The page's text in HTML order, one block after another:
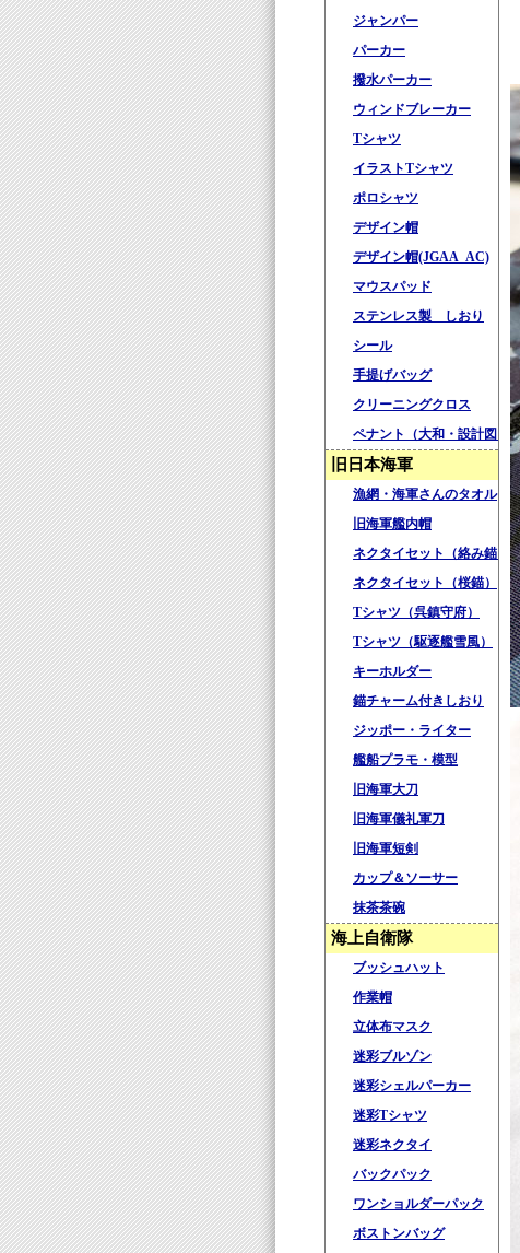
ジャンパー
パーカー
撥水パーカー
ウィンドブレーカー
Tシャツ
イラストTシャツ
ポロシャツ
デザイン帽
デザイン帽(JGAA_AC)
マウスパッド
ステンレス製 しおり
シール
手提げバッグ
クリーニングクロス
ペナント（大和・設計図）
旧日本海軍
漁網・海軍さんのタオル
旧海軍艦内帽
ネクタイセット（絡み錨）
ネクタイセット（桜錨）
Tシャツ（呉鎮守府）
Tシャツ（駆逐艦雪風）
キーホルダー
錨チャーム付きしおり
ジッポー・ライター
艦船プラモ・模型
旧海軍大刀
旧海軍儀礼軍刀
旧海軍短剣
カップ＆ソーサー
抹茶茶碗
海上自衛隊
ブッシュハット
作業帽
立体布マスク
迷彩ブルゾン
迷彩シェルパーカー
迷彩Tシャツ
迷彩ネクタイ
バックパック
ワンショルダーパック
ボストンバッグ